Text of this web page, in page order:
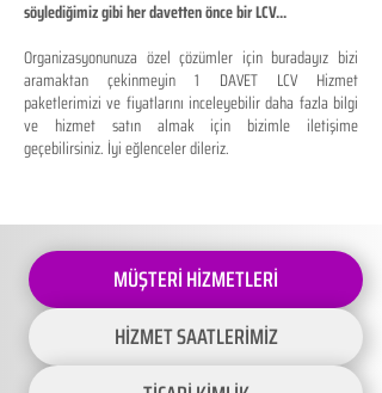
söylediğimiz gibi her davetten önce bir LCV...
Organizasyonunuza özel çözümler için buradayız bizi
aramaktan çekinmeyin 1 DAVET LCV Hizmet
paketlerimizi ve fiyatlarını inceleyebilir daha fazla bilgi
ve hizmet satın almak için bizimle iletişime
geçebilirsiniz. İyi eğlenceler dileriz.
MÜŞTERİ HİZMETLERİ
HİZMET SAATLERİMİZ